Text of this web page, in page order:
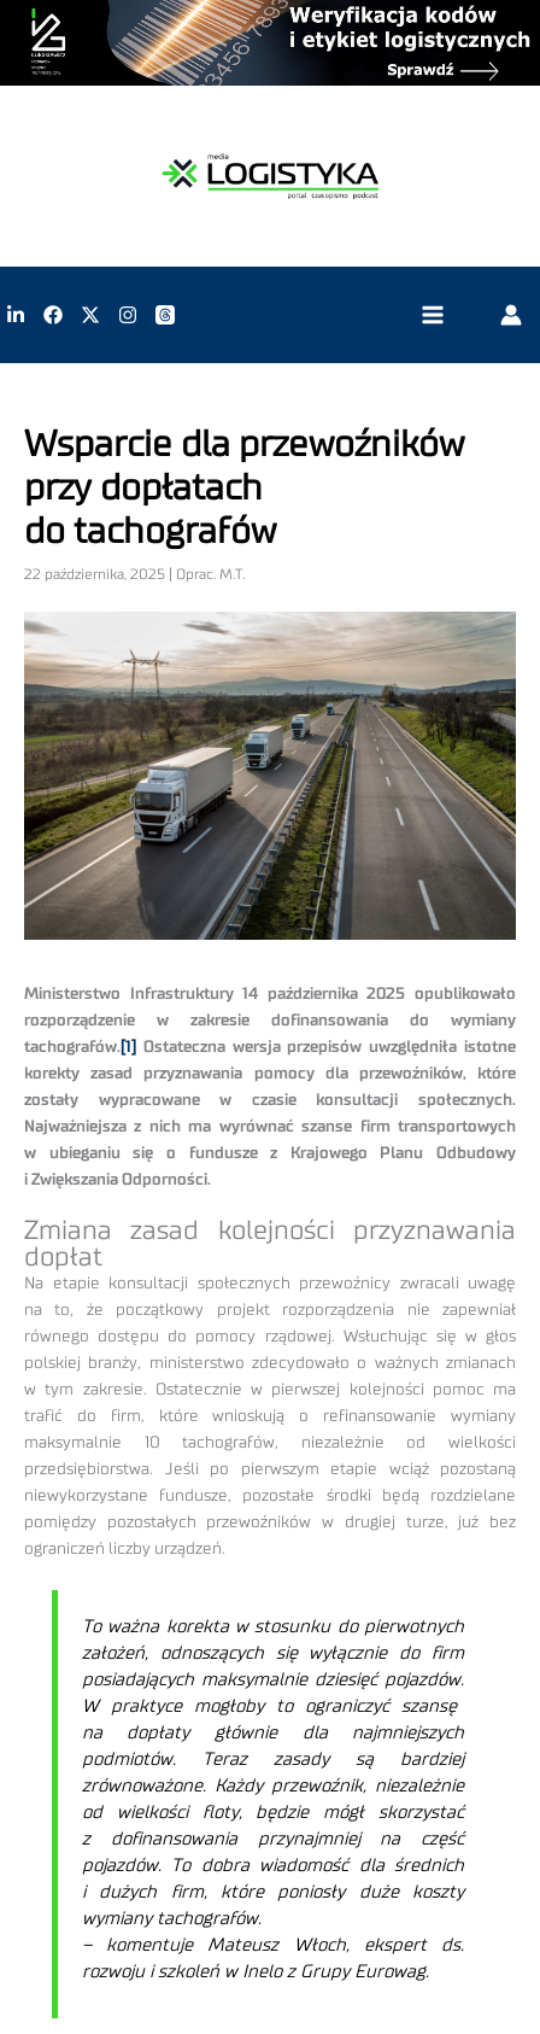
Wsparcie dla przewoźników
przy dopłatach
do tachografów
22 października, 2025 | Oprac. M.T.
Ministerstwo Infrastruktury 14 października 2025 opublikowało
rozporządzenie w zakresie dofinansowania do wymiany
tachografów. [1]
Ostateczna wersja przepisów uwzględniła istotne
korekty zasad przyznawania pomocy dla przewoźników, które
zostały wypracowane w czasie konsultacji społecznych.
Najważniejsza z nich ma wyrównać szanse firm transportowych
w ubieganiu się o fundusze z Krajowego Planu Odbudowy
i Zwiększania Odporności.
Zmiana zasad kolejności przyznawania
dopłat
Na etapie konsultacji społecznych przewoźnicy zwracali uwagę
na to, że początkowy projekt rozporządzenia nie zapewniał
równego dostępu do pomocy rządowej. Wsłuchując się w głos
polskiej branży, ministerstwo zdecydowało o ważnych zmianach
w tym zakresie. Ostatecznie w pierwszej kolejności pomoc ma
trafić do firm, które wnioskują o refinansowanie wymiany
maksymalnie 10 tachografów, niezależnie od wielkości
przedsiębiorstwa. Jeśli po pierwszym etapie wciąż pozostaną
niewykorzystane fundusze, pozostałe środki będą rozdzielane
pomiędzy pozostałych przewoźników w drugiej turze, już bez
ograniczeń liczby urządzeń.
To ważna korekta w stosunku do pierwotnych
założeń, odnoszących się wyłącznie do firm
posiadających maksymalnie dziesięć pojazdów.
W praktyce mogłoby to ograniczyć szansę
na dopłaty głównie dla najmniejszych
podmiotów. Teraz zasady są bardziej
zrównoważone. Każdy przewoźnik, niezależnie
od wielkości floty, będzie mógł skorzystać
z dofinansowania przynajmniej na część
pojazdów. To dobra wiadomość dla średnich
i dużych firm, które poniosły duże koszty
wymiany tachografów.
– komentuje Mateusz Włoch, ekspert ds.
rozwoju i szkoleń w Inelo z Grupy Eurowag.